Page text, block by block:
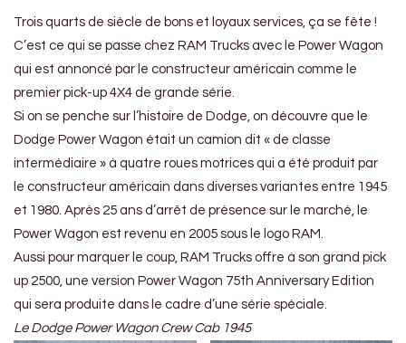
Trois quarts de siècle de bons et loyaux services, ça se fête !
C’est ce qui se passe chez RAM Trucks avec le Power Wagon
qui est annoncé par le constructeur américain comme le
premier pick-up 4X4 de grande série.
Si on se penche sur l’histoire de Dodge, on découvre que le
Dodge Power Wagon était un camion dit « de classe
intermédiaire » à quatre roues motrices qui a été produit par
le constructeur américain dans diverses variantes entre 1945
et 1980. Après 25 ans d’arrêt de présence sur le marché, le
Power Wagon est revenu en 2005 sous le logo RAM.
Aussi pour marquer le coup, RAM Trucks offre à son grand pick
up 2500, une version Power Wagon 75th Anniversary Edition
qui sera produite dans le cadre d’une série spéciale.
Le Dodge Power Wagon Crew Cab 1945